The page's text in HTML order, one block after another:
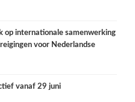
op internationale samenwerking
voor Nederlandse
vanaf 29 juni